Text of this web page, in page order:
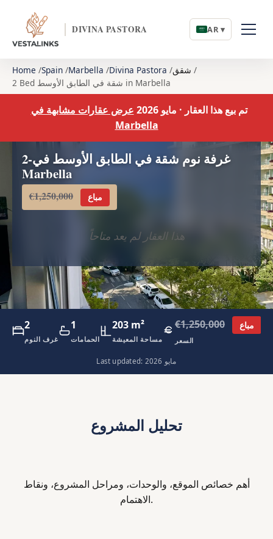
DIVINA PASTORA AR ▾
Home Spain Marbella Divina Pastora شقق
2 Bed شقة في الطابق الأوسط in Marbella
تم بيع هذا العقار · مايو 2026
عرض عقارات مشابهة في
Marbella
2-غرفة نوم شقة في الطابق الأوسط في
Marbella
€1,250,000 مباع
هذا العقار لم يعد متاحاً
2
غرف النوم
1
الحمامات
203 m²
مساحة المعيشة
€1,250,000 مباع
السعر
Last updated: مايو 2026
تحليل المشروع
أهم خصائص الموقع، والوحدات، ومراحل المشروع، ونقاط
الاهتمام.